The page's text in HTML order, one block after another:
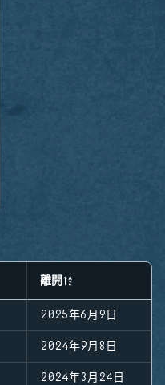
離開
2025年6月9日
2024年9月8日
2024年3月24日